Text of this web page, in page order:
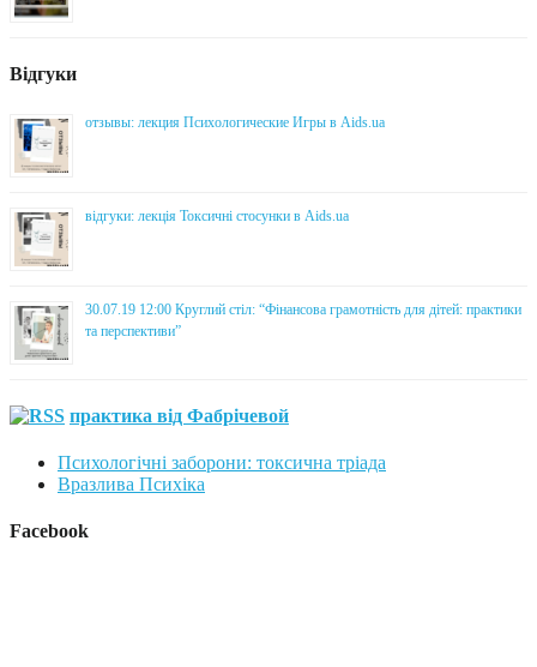
Відгуки
отзывы: лекция Психологические Игры в Aids.ua
відгуки: лекція Токсичні стосунки в Aids.ua
30.07.19 12:00 Круглий стіл: “Фінансова грамотність для дітей: практики
та перспективи”
практика від Фабрічевой
Психологічні заборони: токсична тріада
Вразлива Психіка
Facebook